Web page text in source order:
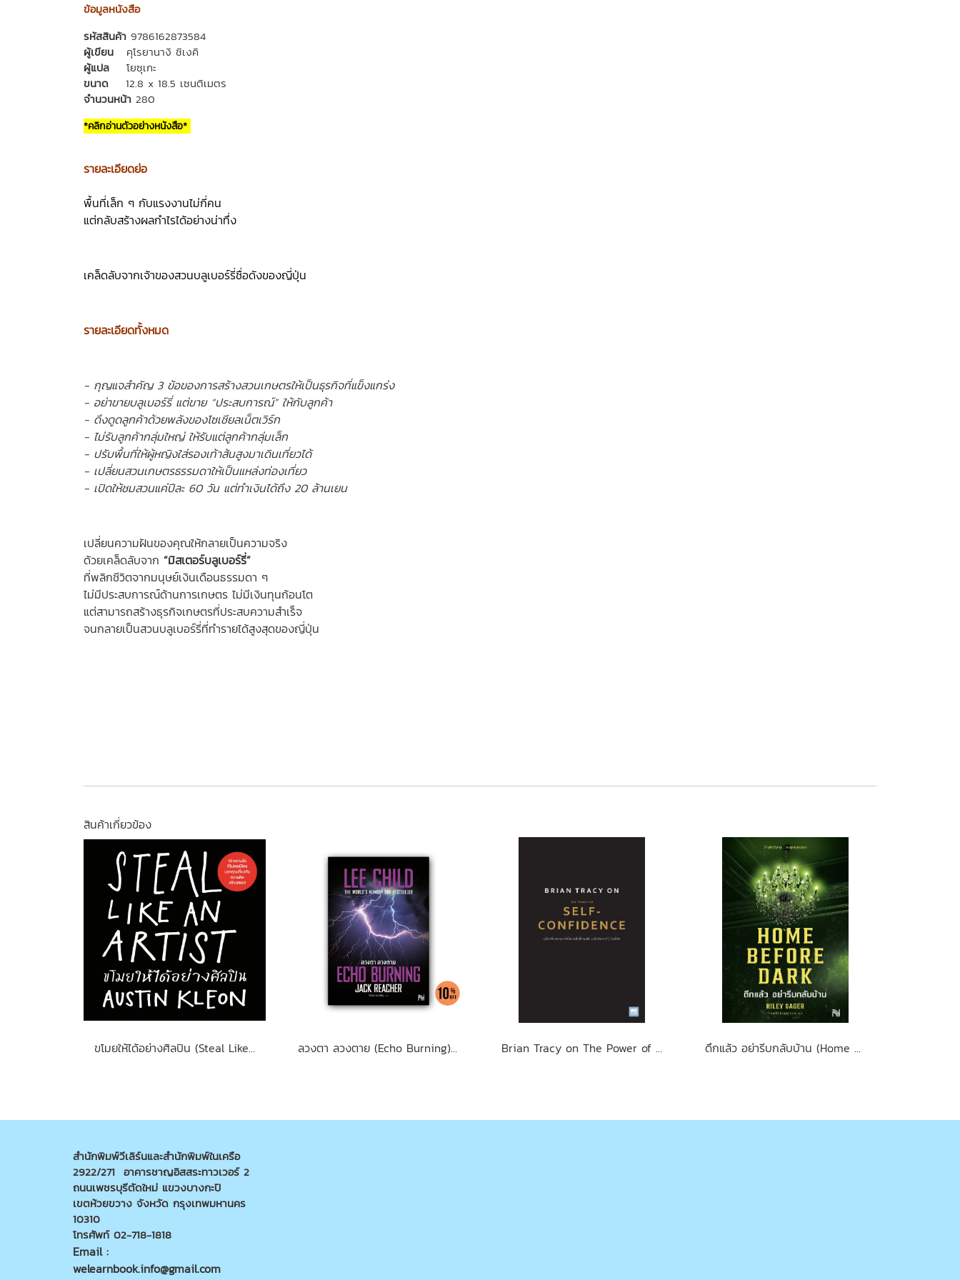
ข้อมูลหนังสือ
รหัสสินค้า 9786162873584
ผู้เขียน
คุโรยานางิ ชิเงคิ
ผู้แปล โยซุเกะ
ขนาด 12.8 x 18.5 เซนติเมตร
จำนวนหน้า 280
*คลิกอ่านตัวอย่างหนังสือ*
รายละเอียดย่อ
พื้นที่เล็ก ๆ กับแรงงานไม่กี่คน
แต่กลับสร้างผลกำไรได้อย่างน่าทึ่ง
เคล็ดลับจากเจ้าของสวนบลูเบอร์รี่ชื่อดังของญี่ปุ่น
รายละเอียดทั้งหมด
- กุญแจสำคัญ 3 ข้อของการสร้างสวนเกษตรให้เป็นธุรกิจที่แข็งแกร่ง
- อย่าขายบลูเบอร์รี่ แต่ขาย “ประสบการณ์” ให้กับลูกค้า
- ดึงดูดลูกค้าด้วยพลังของโซเชียลเน็ตเวิร์ก
- ไม่รับลูกค้ากลุ่มใหญ่ ให้รับแต่ลูกค้ากลุ่มเล็ก
- ปรับพื้นที่ให้ผู้หญิงใส่รองเท้าส้นสูงมาเดินเที่ยวได้
- เปลี่ยนสวนเกษตรธรรมดาให้เป็นแหล่งท่องเที่ยว
- เปิดให้ชมสวนแค่ปีละ 60 วัน แต่ทำเงินได้ถึง 20 ล้านเยน
เปลี่ยนความฝันของคุณให้กลายเป็นความจริง
ด้วยเคล็ดลับจาก “มิสเตอร์บลูเบอร์รี่”
ที่พลิกชีวิตจากมนุษย์เงินเดือนธรรมดา ๆ
ไม่มีประสบการณ์ด้านการเกษตร ไม่มีเงินทุนก้อนโต
แต่สามารถสร้างธุรกิจเกษตรที่ประสบความสำเร็จ
จนกลายเป็นสวนบลูเบอร์รี่ที่ทำรายได้สูงสุดของญี่ปุ่น
สินค้าเกี่ยวข้อง
ขโมยให้ได้อย่างศิลปิน (Steal Like an Artist) (ฉบับปรับปรุง) ลวงตา ลวงตาย (Echo Burning) [ฉบับปรับปรุง] #5 Brian Tracy on The Power of Self-Confidence ดึกแล้ว อย่ารีบกลับบ้าน (Home Before Dark)
สำนักพิมพ์วีเลิร์นและสำนักพิมพ์ในเครือ
2922/271 อาคารชาญอิสสระทาวเวอร์ 2
ถนนเพชรบุรีตัดใหม่ แขวงบางกะปิ
เขตห้วยขวาง จังหวัด กรุงเทพมหานคร
10310
โทรศัพท์ 02-718-1818
Email :
welearnbook.info@gmail.com